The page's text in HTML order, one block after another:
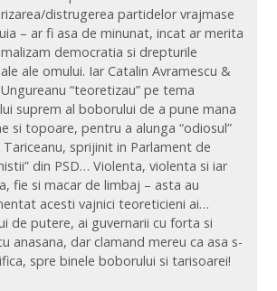
distrugerea partidelor vrajmase
– ar fi asa de minunat, incat ar merita
democratia si drepturile
ale omului. Iar Catalin Avramescu &
“teoretizau” pe tema
suprem al boborului de a pune mana
si topoare, pentru a alunga “odiosul”
Tariceanu, sprijinit in Parlament de
din PSD… Violenta, violenta si iar
fie si macar de limbaj – asta au
acesti vajnici teoreticieni ai…
de putere, ai guvernarii cu forta si
anasana, dar clamand mereu ca asa s-
spre binele boborului si tarisoarei!